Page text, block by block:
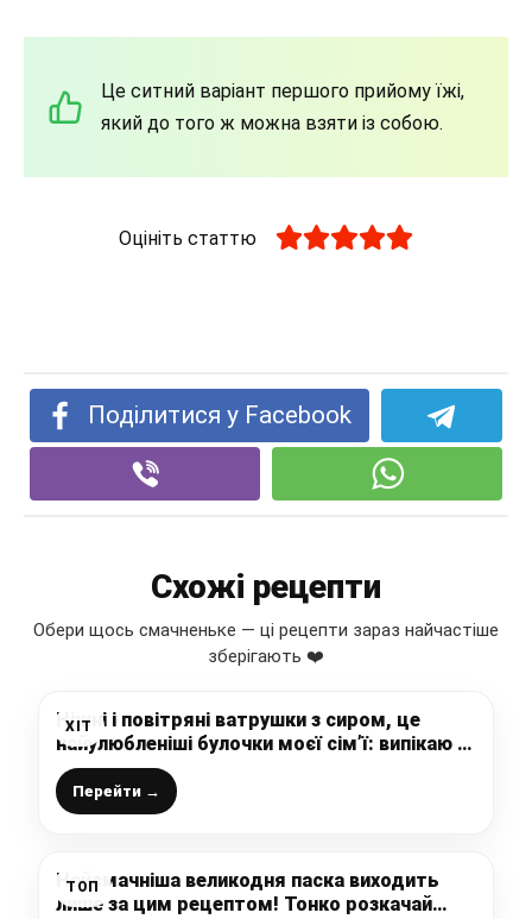
Це ситний варіант першого прийому їжі,
який до того ж можна взяти із собою.
Оцініть статтю
Поділитися у Facebook
Схожі рецепти
Обери щось смачненьке — ці рецепти зараз найчастіше
зберігають ❤️
ХІТ
Ніжні і повітряні ватрушки з сиром, це
найулюбленіші булочки моєї сім’ї: випікаю їх
з свіжими або замороженими ягодами,
завжди вдалий рецепт
Перейти →
ТОП
Найсмачніша великодня паска виходить
лише за цим рецептом! Тонко розкачай